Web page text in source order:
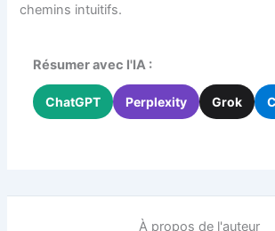
chemins intuitifs.
Résumer avec l'IA :
ChatGPT Perplexity Grok
À propos de l'auteur